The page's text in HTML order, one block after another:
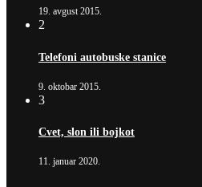
19. avgust 2015.
2
Telefoni autobuske stanice
9. oktobar 2015.
3
Cvet, slon ili bojkot
11. januar 2020.